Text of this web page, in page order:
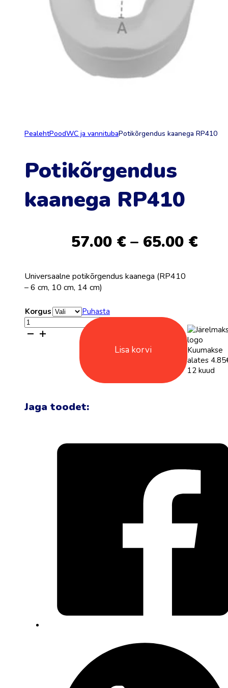
PealehtPoodWC ja vannitubaPotikõrgendus kaanega RP410
Potikõrgendus
kaanega RP410
57.00 € – 65.00 €
Universaalne potikõrgendus kaanega (RP410
– 6 cm, 10 cm, 14 cm)
Korgus
Puhasta
Potikõrgendus
kaanega
Lisa korvi
Kuumakse
alates
12 kuud
Jaga toodet: